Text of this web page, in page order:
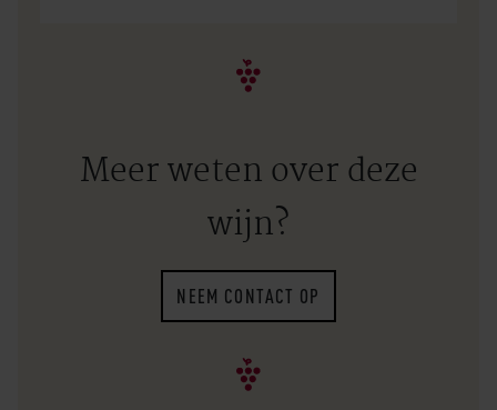
Meer weten over deze
wijn?
NEEM CONTACT OP